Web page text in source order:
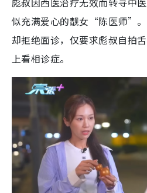
似充满爱心的靓女“陈医师”。
却拒绝面诊，仅要求彪叔自拍
上看相诊症。